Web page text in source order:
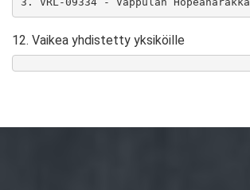
12. Vaikea yhdistetty yksiköille